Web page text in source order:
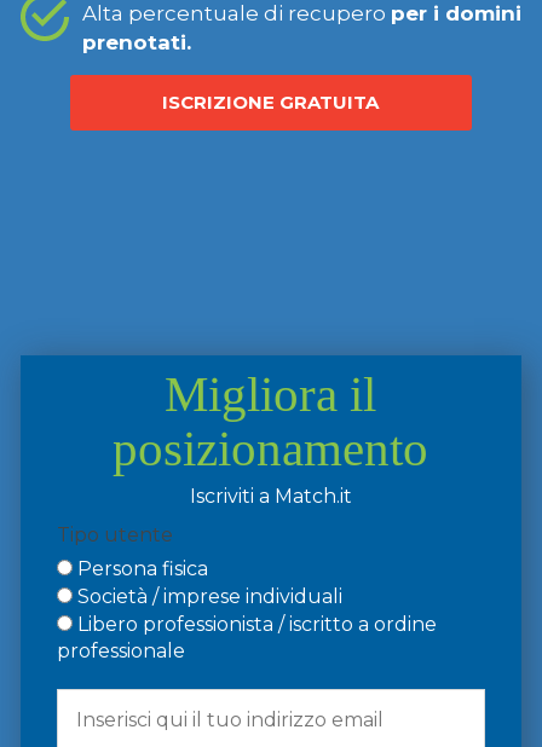
Alta percentuale di recupero per i domini
prenotati.
ISCRIZIONE GRATUITA
Migliora il
posizionamento
Iscriviti a Match.it
Tipo utente
Persona fisica
Società / imprese individuali
Libero professionista / iscritto a ordine
professionale